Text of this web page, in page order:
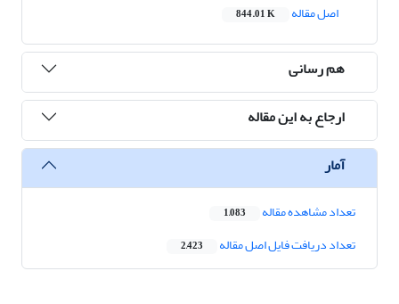
اصل مقاله
844.01 K
هم رسانی
ارجاع به این مقاله
آمار
تعداد مشاهده مقاله 1,083
تعداد دریافت فایل اصل مقاله 2,423